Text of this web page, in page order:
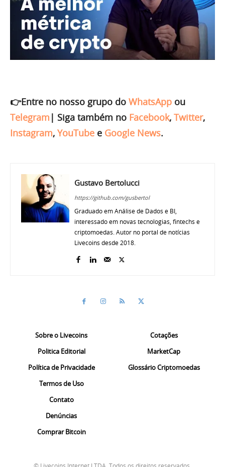
👉Entre no nosso grupo do WhatsApp ou
Telegram | Siga também no Facebook, Twitter,
Instagram, YouTube e Google News.
Gustavo Bertolucci
https://github.com/gusbertol
Graduado em Análise de Dados e BI,
interessado em novas tecnologias, fintechs e
criptomoedas. Autor no portal de notícias
Livecoins desde 2018.
Sobre o Livecoins
Politica Editorial
Política de Privacidade
Termos de Uso
Contato
Denúncias
Comprar Bitcoin
Cotações
MarketCap
Glossário Criptomoedas